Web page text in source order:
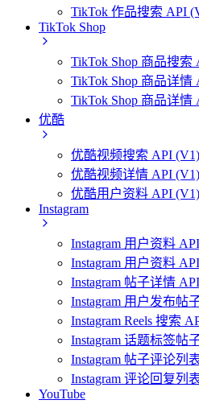
TikTok 作品搜索 API
TikTok Shop
TikTok Shop 商品搜索
TikTok Shop 商品详情
TikTok Shop 商品详情
优酷
优酷视频搜索 API (V1)
优酷视频详情 API (V1)
优酷用户资料 API (V1)
Instagram
Instagram 用户资料
Instagram 用户资料
Instagram 帖子详情
Instagram 用户发布帖
Instagram Reels 搜索
Instagram 话题标签帖
Instagram 帖子评论列
Instagram 评论回复列
YouTube